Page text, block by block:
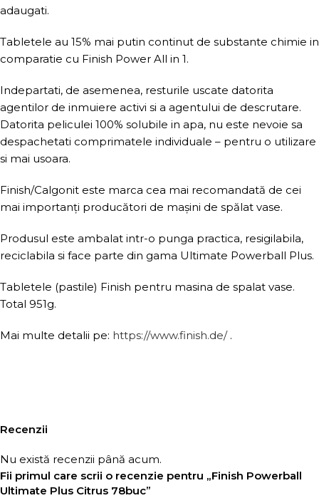
adaugati.
Tabletele au 15% mai putin continut de substante chimie in
comparatie cu Finish Power All in 1.
Indepartati, de asemenea, resturile uscate datorita
agentilor de inmuiere activi si a agentului de descrutare.
Datorita peliculei 100% solubile in apa, nu este nevoie sa
despachetati comprimatele individuale – pentru o utilizare
si mai usoara.
Finish/Calgonit este marca cea mai recomandată de cei
mai importanți producători de mașini de spălat vase.
Produsul este ambalat intr-o punga practica, resigilabila,
reciclabila si face parte din gama Ultimate Powerball Plus.
Tabletele (pastile) Finish pentru masina de spalat vase.
Total 951g.
Mai multe detalii pe: https://www.finish.de/.
Recenzii
Nu există recenzii până acum.
Fii primul care scrii o recenzie pentru „Finish Powerball
Ultimate Plus Citrus 78buc”